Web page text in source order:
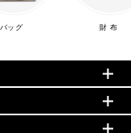
バッグ 財 布